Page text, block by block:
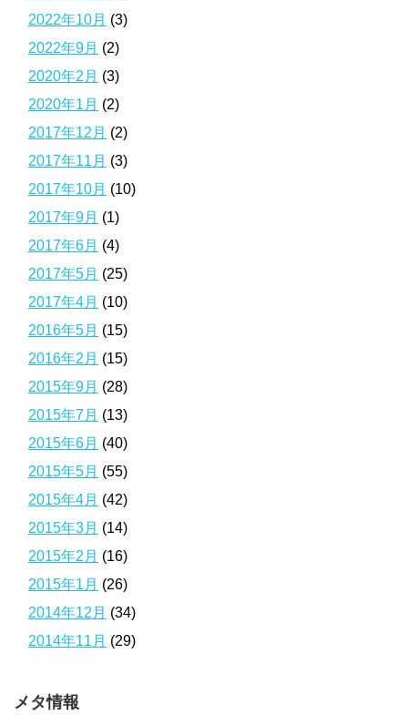
2022年10月 (3)
2022年9月 (2)
2020年2月 (3)
2020年1月 (2)
2017年12月 (2)
2017年11月 (3)
2017年10月 (10)
2017年9月 (1)
2017年6月 (4)
2017年5月 (25)
2017年4月 (10)
2016年5月 (15)
2016年2月 (15)
2015年9月 (28)
2015年7月 (13)
2015年6月 (40)
2015年5月 (55)
2015年4月 (42)
2015年3月 (14)
2015年2月 (16)
2015年1月 (26)
2014年12月 (34)
2014年11月 (29)
メタ情報